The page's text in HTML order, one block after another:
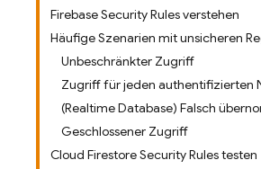
Firebase Security Rules verstehen
Häufige Szenarien mit unsicheren
Unbeschränkter Zugriff
Zugriff für jeden authentifizierten
(Realtime Database) Falsch
Geschlossener Zugriff
Cloud Firestore Security Rules testen